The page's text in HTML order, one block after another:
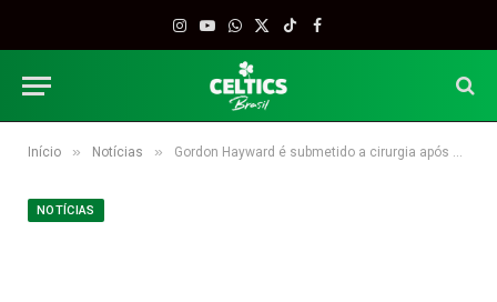
Instagram
YouTube
WhatsApp
X
TikTokFacebook
Início » Notícias » Gordon Hayward é submetido a cirurgia após sofrer fratura na mão esquerda
NOTÍCIAS